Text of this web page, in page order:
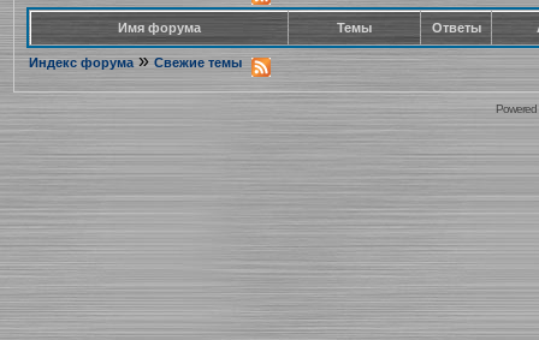
Имя форума Темы Ответы
Индекс форума » Свежие темы